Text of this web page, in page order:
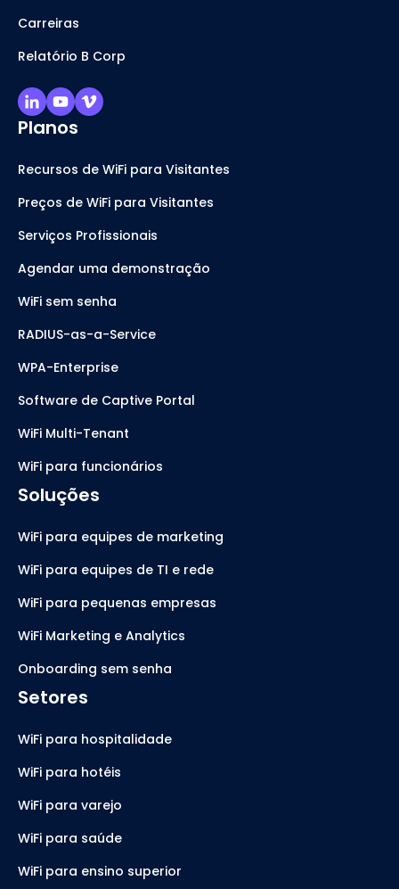
Carreiras
Relatório B Corp
Planos
Recursos de WiFi para Visitantes
Preços de WiFi para Visitantes
Serviços Profissionais
Agendar uma demonstração
WiFi sem senha
RADIUS-as-a-Service
WPA-Enterprise
Software de Captive Portal
WiFi Multi-Tenant
WiFi para funcionários
Soluções
WiFi para equipes de marketing
WiFi para equipes de TI e rede
WiFi para pequenas empresas
WiFi Marketing e Analytics
Onboarding sem senha
Setores
WiFi para hospitalidade
WiFi para hotéis
WiFi para varejo
WiFi para saúde
WiFi para ensino superior